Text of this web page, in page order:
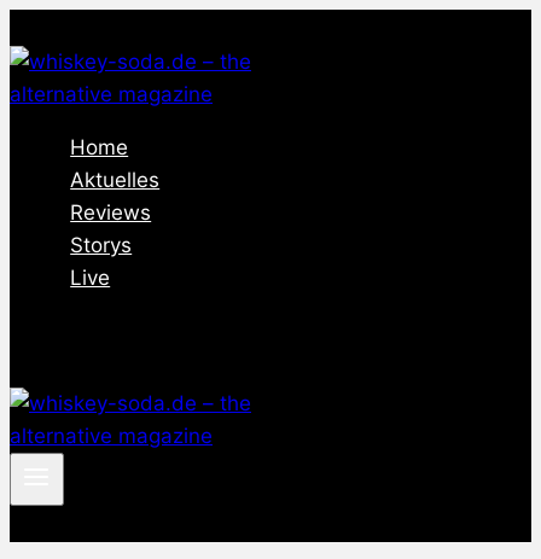
Inhalt
springen
Home
Aktuelles
Reviews
Storys
Live